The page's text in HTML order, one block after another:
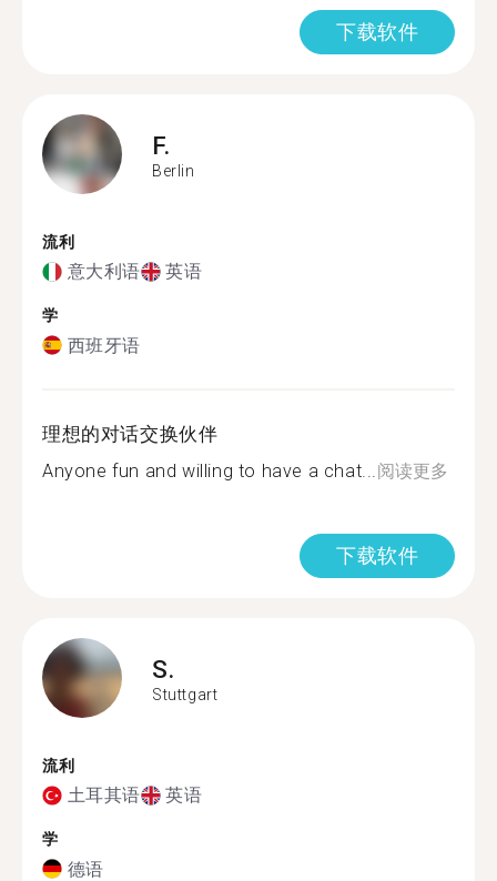
下载软件
F.
Berlin
流利
意大利语 英语
学
西班牙语
理想的对话交换伙伴
Anyone fun and willing to have a chat... 阅读更多
下载软件
S.
Stuttgart
流利
土耳其语 英语
学
德语